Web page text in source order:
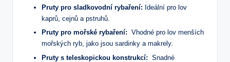
Pruty pro sladkovodní rybaření: Ideální ‌pro lov
kaprů, cejnů a pstruhů.
Pruty⁤ pro ⁢mořské rybaření: ‍ Vhodné pro lov ‍menších
mořských ryb, jako jsou sardinky a makrely.
Pruty s teleskopickou konstrukcí: ⁣ Snadné​